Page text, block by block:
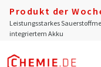
Produkt der
Leistungsstarkes
integriertem Akku